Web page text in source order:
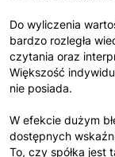
Do wyliczenia
bardzo rozległa
czytania oraz
Większość
nie posiada.
W efekcie dużym
dostępnych
To, czy spółka jest